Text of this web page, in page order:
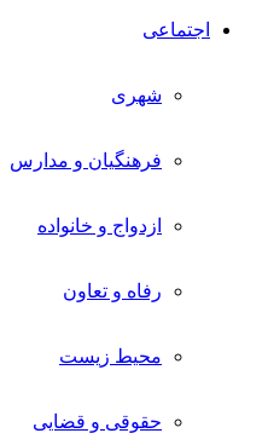
اجتماعی
شهری
فرهنگیان و مدارس
ازدواج و خانواده
رفاه و تعاون
محیط زیست
حقوقی و قضایی